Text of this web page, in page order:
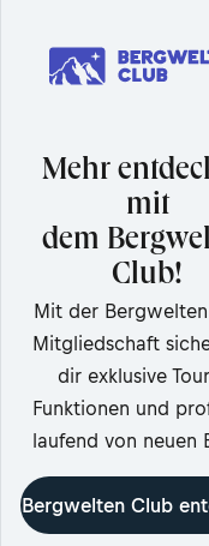
Mehr
mit
dem
Club!
Mit der
Mitgliedschaft
dir exklusive
Funktionen und
laufend von neuen
Bergwelten Club